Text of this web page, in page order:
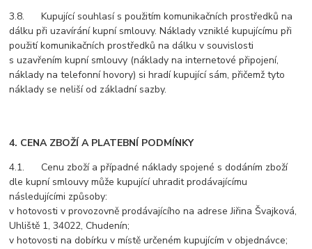
3.8. Kupující souhlasí s použitím komunikačních prostředků na
dálku při uzavírání kupní smlouvy. Náklady vzniklé kupujícímu při
použití komunikačních prostředků na dálku v souvislosti
s uzavřením kupní smlouvy (náklady na internetové připojení,
náklady na telefonní hovory) si hradí kupující sám, přičemž tyto
náklady se neliší od základní sazby.
4. CENA ZBOŽÍ A PLATEBNÍ PODMÍNKY
4.1. Cenu zboží a případné náklady spojené s dodáním zboží
dle kupní smlouvy může kupující uhradit prodávajícímu
následujícími způsoby:
v hotovosti v provozovně prodávajícího na adrese Jiřina Švajková,
Uhliště 1, 34022, Chudenín;
v hotovosti na dobírku v místě určeném kupujícím v objednávce;